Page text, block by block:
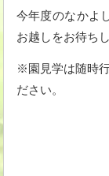
今月の活動
今年度のなかよ
お越しをお待ち
※園見学は随時
ださい。